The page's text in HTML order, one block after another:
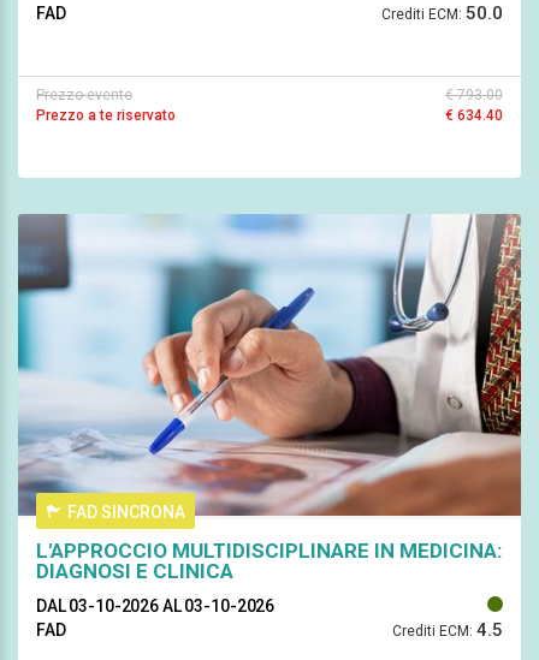
FAD
Crediti ECM: 50.0
Prezzo evento
€ 793.00
Prezzo a te riservato
€ 634.40
FAD SINCRONA
L'APPROCCIO MULTIDISCIPLINARE IN MEDICINA:
DIAGNOSI E CLINICA
DAL 03-10-2026AL 03-10-2026
FAD
Crediti ECM: 4.5